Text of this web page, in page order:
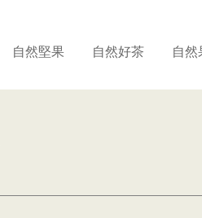
自然堅果 自然好茶 自然